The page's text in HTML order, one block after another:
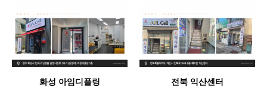
화성 아임디플링 전북 익산센터